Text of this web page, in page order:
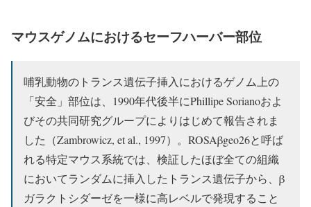
マウスゲノムにおけるセーフハーバー部位
哺乳動物のトランス遺伝子挿入におけるゲノム上の
「安全」部位は、1990年代後半にPhillipe Sorianoおよ
びその共同研究グループによりはじめて報告されま
した（Zambrowicz, et al., 1997）。ROSAβgeo26と呼ば
れる特定マウス系統では、検証したほぼ全ての組織
においてランダムに挿入したトランス遺伝子から、β
ガラクトシダーゼを一様に高レベルで発現すること